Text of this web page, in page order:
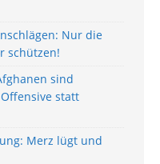
Nur die
schützen!
sind
statt
Merz lügt und